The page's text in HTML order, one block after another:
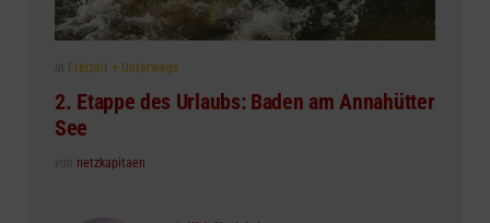
Posted
in Freizeit + Unterwegs
2. Etappe des Urlaubs: Baden am Annahütter
See
Posted
von netzkapitaen